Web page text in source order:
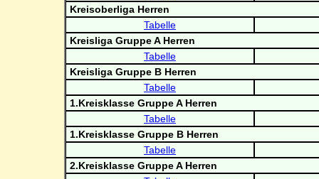
Kreisoberliga Herren
Tabelle
Kreisliga Gruppe A Herren
Tabelle
Kreisliga Gruppe B Herren
Tabelle
1.Kreisklasse Gruppe A Herren
Tabelle
1.Kreisklasse Gruppe B Herren
Tabelle
2.Kreisklasse Gruppe A Herren